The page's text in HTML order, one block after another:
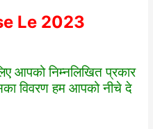
Le 2023
आपको निम्नलिखित प्रकार
विवरण हम आपको नीचे दे